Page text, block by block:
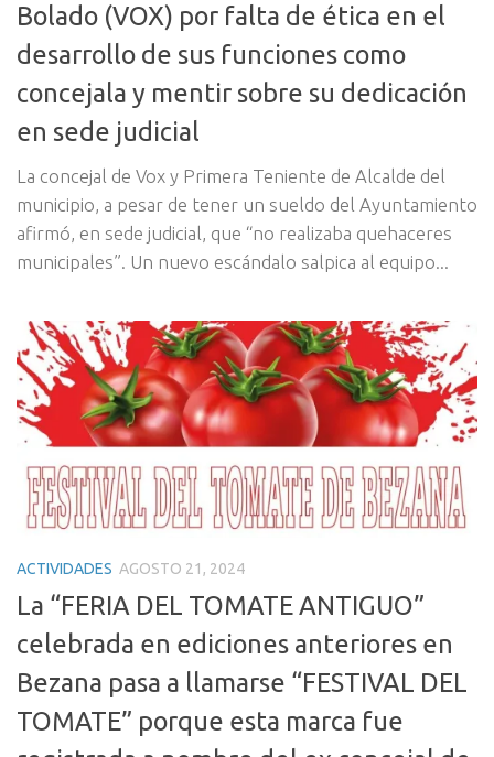
Bolado (VOX) por falta de ética en el
desarrollo de sus funciones como
concejala y mentir sobre su dedicación
en sede judicial
La concejal de Vox y Primera Teniente de Alcalde del
municipio, a pesar de tener un sueldo del Ayuntamiento
afirmó, en sede judicial, que “no realizaba quehaceres
municipales”. Un nuevo escándalo salpica al equipo...
ACTIVIDADES AGOSTO 21, 2024
La “FERIA DEL TOMATE ANTIGUO”
celebrada en ediciones anteriores en
Bezana pasa a llamarse “FESTIVAL DEL
TOMATE” porque esta marca fue